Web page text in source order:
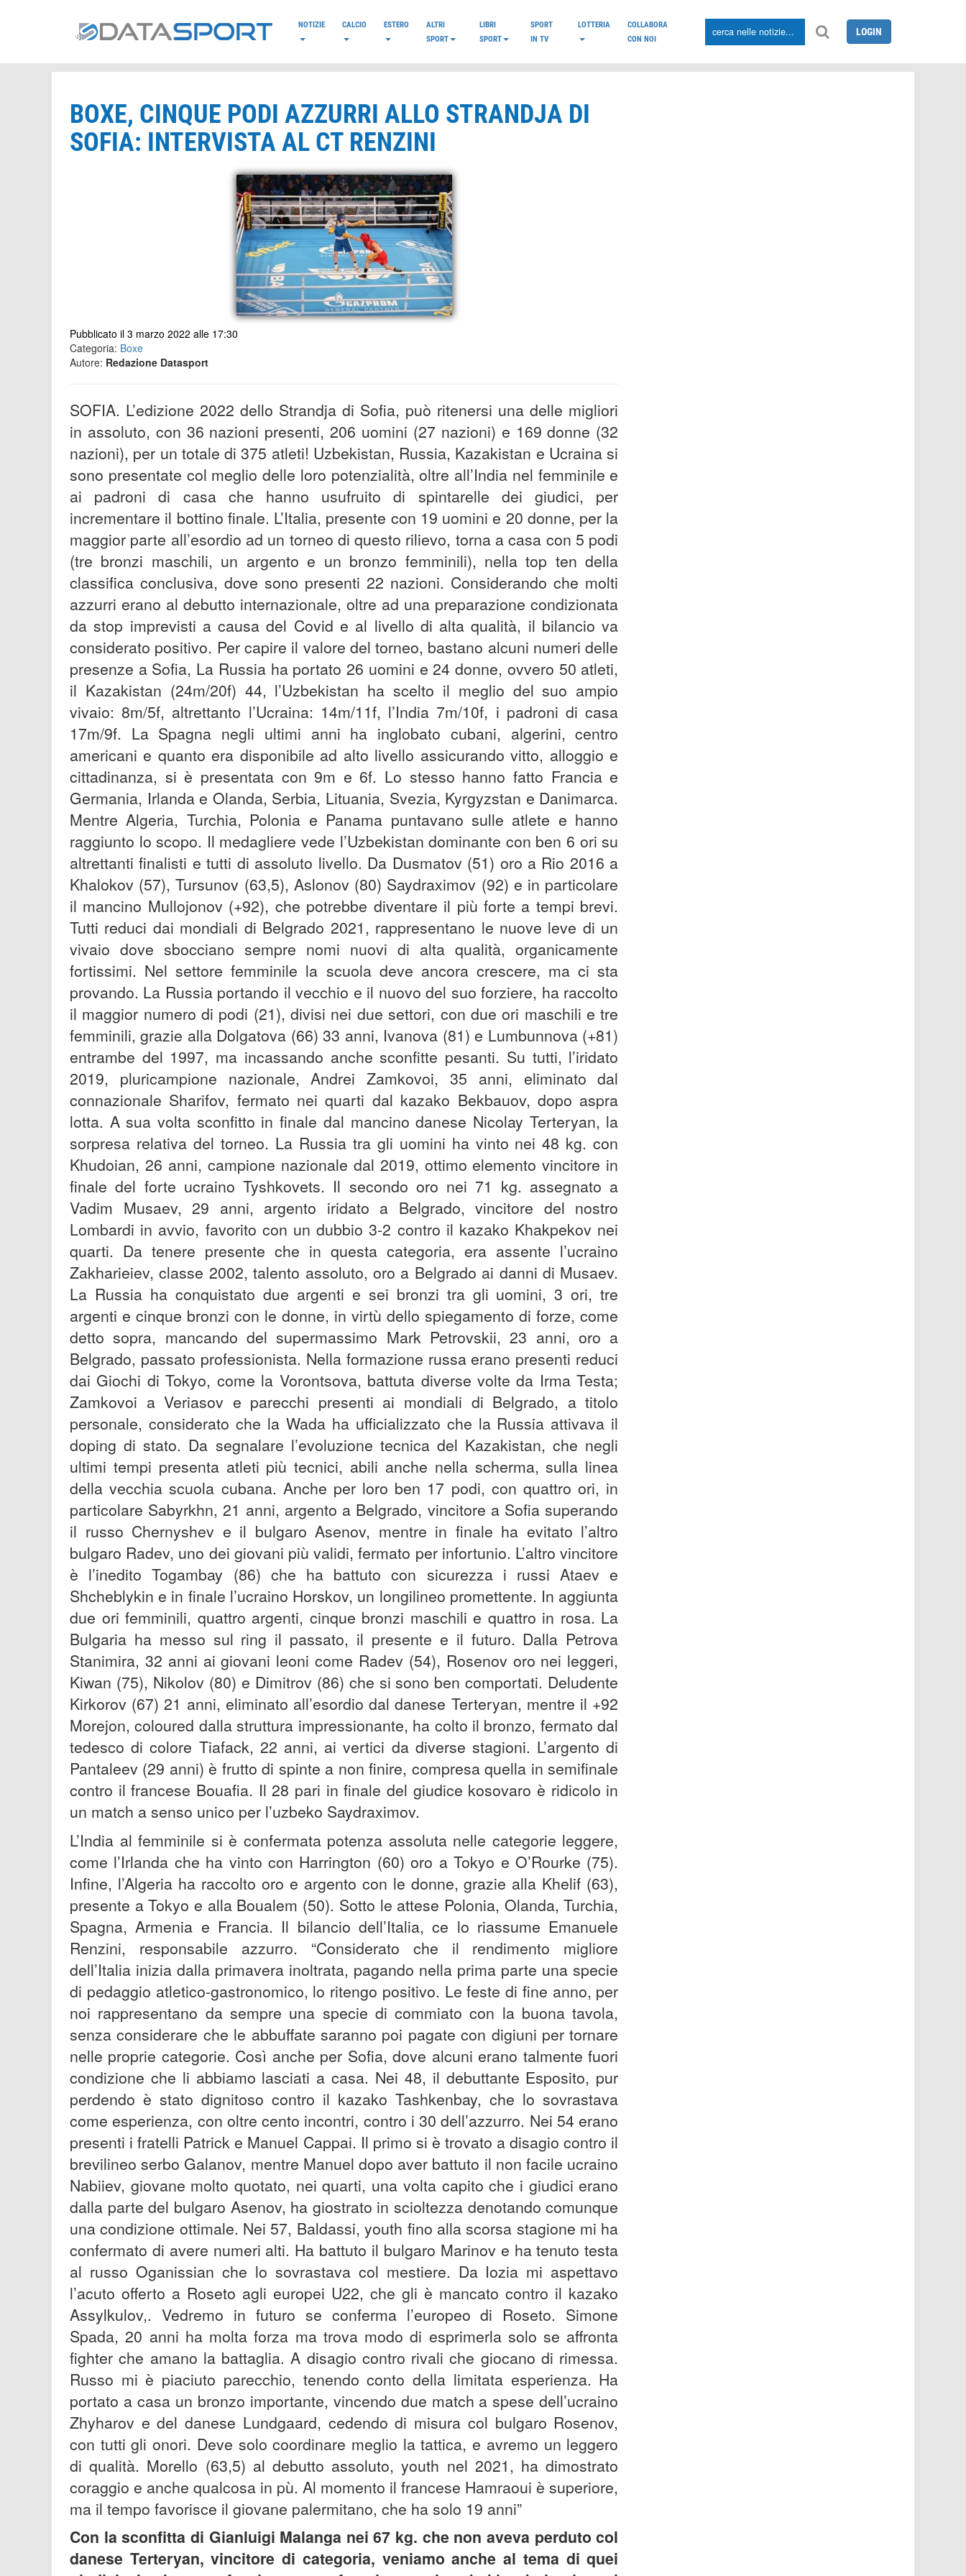
NOTIZIE CALCIO ESTERO
ALTRI
SPORT
LIBRI
SPORT
SPORT
IN TV
LOTTERIA
COLLABORA
CON NOI
LOGIN
BOXE, CINQUE PODI AZZURRI ALLO STRANDJA DI
SOFIA: INTERVISTA AL CT RENZINI
Pubblicato il 3 marzo 2022 alle 17:30
Categoria: Boxe
Autore: Redazione Datasport
SOFIA. L’edizione 2022 dello Strandja di Sofia, può ritenersi una delle migliori
in assoluto, con 36 nazioni presenti, 206 uomini (27 nazioni) e 169 donne (32
nazioni), per un totale di 375 atleti! Uzbekistan, Russia, Kazakistan e Ucraina si
sono presentate col meglio delle loro potenzialità, oltre all’India nel femminile e
ai padroni di casa che hanno usufruito di spintarelle dei giudici, per
incrementare il bottino finale. L’Italia, presente con 19 uomini e 20 donne, per la
maggior parte all’esordio ad un torneo di questo rilievo, torna a casa con 5 podi
(tre bronzi maschili, un argento e un bronzo femminili), nella top ten della
classifica conclusiva, dove sono presenti 22 nazioni. Considerando che molti
azzurri erano al debutto internazionale, oltre ad una preparazione condizionata
da stop imprevisti a causa del Covid e al livello di alta qualità, il bilancio va
considerato positivo. Per capire il valore del torneo, bastano alcuni numeri delle
presenze a Sofia, La Russia ha portato 26 uomini e 24 donne, ovvero 50 atleti,
il Kazakistan (24m/20f) 44, l’Uzbekistan ha scelto il meglio del suo ampio
vivaio: 8m/5f, altrettanto l’Ucraina: 14m/11f, l’India 7m/10f, i padroni di casa
17m/9f. La Spagna negli ultimi anni ha inglobato cubani, algerini, centro
americani e quanto era disponibile ad alto livello assicurando vitto, alloggio e
cittadinanza, si è presentata con 9m e 6f. Lo stesso hanno fatto Francia e
Germania, Irlanda e Olanda, Serbia, Lituania, Svezia, Kyrgyzstan e Danimarca.
Mentre Algeria, Turchia, Polonia e Panama puntavano sulle atlete e hanno
raggiunto lo scopo. Il medagliere vede l’Uzbekistan dominante con ben 6 ori su
altrettanti finalisti e tutti di assoluto livello. Da Dusmatov (51) oro a Rio 2016 a
Khalokov (57), Tursunov (63,5), Aslonov (80) Saydraximov (92) e in particolare
il mancino Mullojonov (+92), che potrebbe diventare il più forte a tempi brevi.
Tutti reduci dai mondiali di Belgrado 2021, rappresentano le nuove leve di un
vivaio dove sbocciano sempre nomi nuovi di alta qualità, organicamente
fortissimi. Nel settore femminile la scuola deve ancora crescere, ma ci sta
provando. La Russia portando il vecchio e il nuovo del suo forziere, ha raccolto
il maggior numero di podi (21), divisi nei due settori, con due ori maschili e tre
femminili, grazie alla Dolgatova (66) 33 anni, Ivanova (81) e Lumbunnova (+81)
entrambe del 1997, ma incassando anche sconfitte pesanti. Su tutti, l’iridato
2019, pluricampione nazionale, Andrei Zamkovoi, 35 anni, eliminato dal
connazionale Sharifov, fermato nei quarti dal kazako Bekbauov, dopo aspra
lotta. A sua volta sconfitto in finale dal mancino danese Nicolay Terteryan, la
sorpresa relativa del torneo. La Russia tra gli uomini ha vinto nei 48 kg. con
Khudoian, 26 anni, campione nazionale dal 2019, ottimo elemento vincitore in
finale del forte ucraino Tyshkovets. Il secondo oro nei 71 kg. assegnato a
Vadim Musaev, 29 anni, argento iridato a Belgrado, vincitore del nostro
Lombardi in avvio, favorito con un dubbio 3-2 contro il kazako Khakpekov nei
quarti. Da tenere presente che in questa categoria, era assente l’ucraino
Zakharieiev, classe 2002, talento assoluto, oro a Belgrado ai danni di Musaev.
La Russia ha conquistato due argenti e sei bronzi tra gli uomini, 3 ori, tre
argenti e cinque bronzi con le donne, in virtù dello spiegamento di forze, come
detto sopra, mancando del supermassimo Mark Petrovskii, 23 anni, oro a
Belgrado, passato professionista. Nella formazione russa erano presenti reduci
dai Giochi di Tokyo, come la Vorontsova, battuta diverse volte da Irma Testa;
Zamkovoi a Veriasov e parecchi presenti ai mondiali di Belgrado, a titolo
personale, considerato che la Wada ha ufficializzato che la Russia attivava il
doping di stato. Da segnalare l’evoluzione tecnica del Kazakistan, che negli
ultimi tempi presenta atleti più tecnici, abili anche nella scherma, sulla linea
della vecchia scuola cubana. Anche per loro ben 17 podi, con quattro ori, in
particolare Sabyrkhn, 21 anni, argento a Belgrado, vincitore a Sofia superando
il russo Chernyshev e il bulgaro Asenov, mentre in finale ha evitato l’altro
bulgaro Radev, uno dei giovani più validi, fermato per infortunio. L’altro vincitore
è l’inedito Togambay (86) che ha battuto con sicurezza i russi Ataev e
Shcheblykin e in finale l’ucraino Horskov, un longilineo promettente. In aggiunta
due ori femminili, quattro argenti, cinque bronzi maschili e quattro in rosa. La
Bulgaria ha messo sul ring il passato, il presente e il futuro. Dalla Petrova
Stanimira, 32 anni ai giovani leoni come Radev (54), Rosenov oro nei leggeri,
Kiwan (75), Nikolov (80) e Dimitrov (86) che si sono ben comportati. Deludente
Kirkorov (67) 21 anni, eliminato all’esordio dal danese Terteryan, mentre il +92
Morejon, coloured dalla struttura impressionante, ha colto il bronzo, fermato dal
tedesco di colore Tiafack, 22 anni, ai vertici da diverse stagioni. L’argento di
Pantaleev (29 anni) è frutto di spinte a non finire, compresa quella in semifinale
contro il francese Bouafia. Il 28 pari in finale del giudice kosovaro è ridicolo in
un match a senso unico per l’uzbeko Saydraximov.
L’India al femminile si è confermata potenza assoluta nelle categorie leggere,
come l’Irlanda che ha vinto con Harrington (60) oro aTokyo e O’Rourke (75).
Infine, l’Algeria ha raccolto oro e argento con le donne, grazie alla Khelif (63),
presente a Tokyo e alla Boualem (50). Sotto le attese Polonia, Olanda, Turchia,
Spagna, Armenia e Francia. Il bilancio dell’Italia, ce lo riassume Emanuele
Renzini, responsabile azzurro. “Considerato che il rendimento migliore
dell’Italia inizia dalla primavera inoltrata, pagando nella prima parte una specie
di pedaggio atletico-gastronomico, lo ritengo positivo. Le feste di fine anno, per
noi rappresentano da sempre una specie di commiato con la buona tavola,
senza considerare che le abbuffate saranno poi pagate con digiuni per tornare
nelle proprie categorie. Così anche per Sofia, dove alcuni erano talmente fuori
condizione che li abbiamo lasciati a casa. Nei 48, il debuttante Esposito, pur
perdendo è stato dignitoso contro il kazako Tashkenbay, che lo sovrastava
come esperienza, con oltre cento incontri, contro i 30 dell’azzurro. Nei 54 erano
presenti i fratelli Patrick e Manuel Cappai. Il primo si è trovato a disagio contro il
brevilineo serbo Galanov, mentre Manuel dopo aver battuto il non facile ucraino
Nabiiev, giovane molto quotato, nei quarti, una volta capito che i giudici erano
dalla parte del bulgaro Asenov, ha giostrato in scioltezza denotando comunque
una condizione ottimale. Nei 57, Baldassi, youth fino alla scorsa stagione mi ha
confermato di avere numeri alti. Ha battuto il bulgaro Marinov e ha tenuto testa
al russo Oganissian che lo sovrastava col mestiere. Da Iozia mi aspettavo
l’acuto offerto a Roseto agli europei U22, che gli è mancato contro il kazako
Assylkulov,. Vedremo in futuro se conferma l’europeo di Roseto. Simone
Spada, 20 anni ha molta forza ma trova modo di esprimerla solo se affronta
fighter che amano la battaglia. A disagio contro rivali che giocano di rimessa.
Russo mi è piaciuto parecchio, tenendo conto della limitata esperienza. Ha
portato a casa un bronzo importante, vincendo due match a spese dell’ucraino
Zhyharov e del danese Lundgaard, cedendo di misura col bulgaro Rosenov,
con tutti gli onori. Deve solo coordinare meglio la tattica, e avremo un leggero
di qualità. Morello (63,5) al debutto assoluto, youth nel 2021, ha dimostrato
coraggio e anche qualcosa in pù. Al momento il francese Hamraoui è superiore,
ma il tempo favorisce il giovane palermitano, che ha solo 19 anni”
Con la sconfitta di Gianluigi Malanga nei 67 kg. che non aveva perduto col
danese Terteryan, vincitore di categoria, veniamo anche al tema di quei